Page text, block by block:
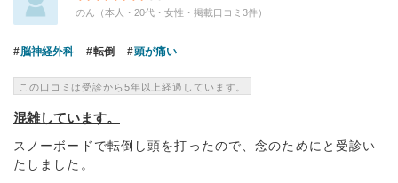
のん（本人・20代・女性・掲載口コミ3件）
脳神経外科 転倒 頭が痛い
この口コミは受診から5年以上経過しています。
混雑しています。
スノーボードで転倒し頭を打ったので、念のためにと受診い
たしました。